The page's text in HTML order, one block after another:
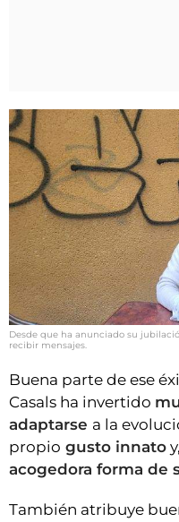
Desde que ha anunciado su
recibir mensajes.
Buena parte de ese
Casals ha invertido
adaptarse a la
propio gusto innato
acogedora forma de
También atribuye